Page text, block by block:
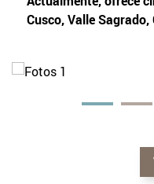
Cusco, Valle
CONTENT